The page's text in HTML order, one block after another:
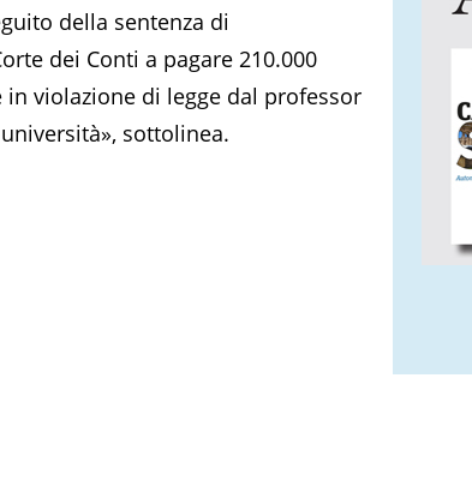
della sentenza di
dei Conti a pagare 210.000
violazione di legge dal professor
sottolinea.